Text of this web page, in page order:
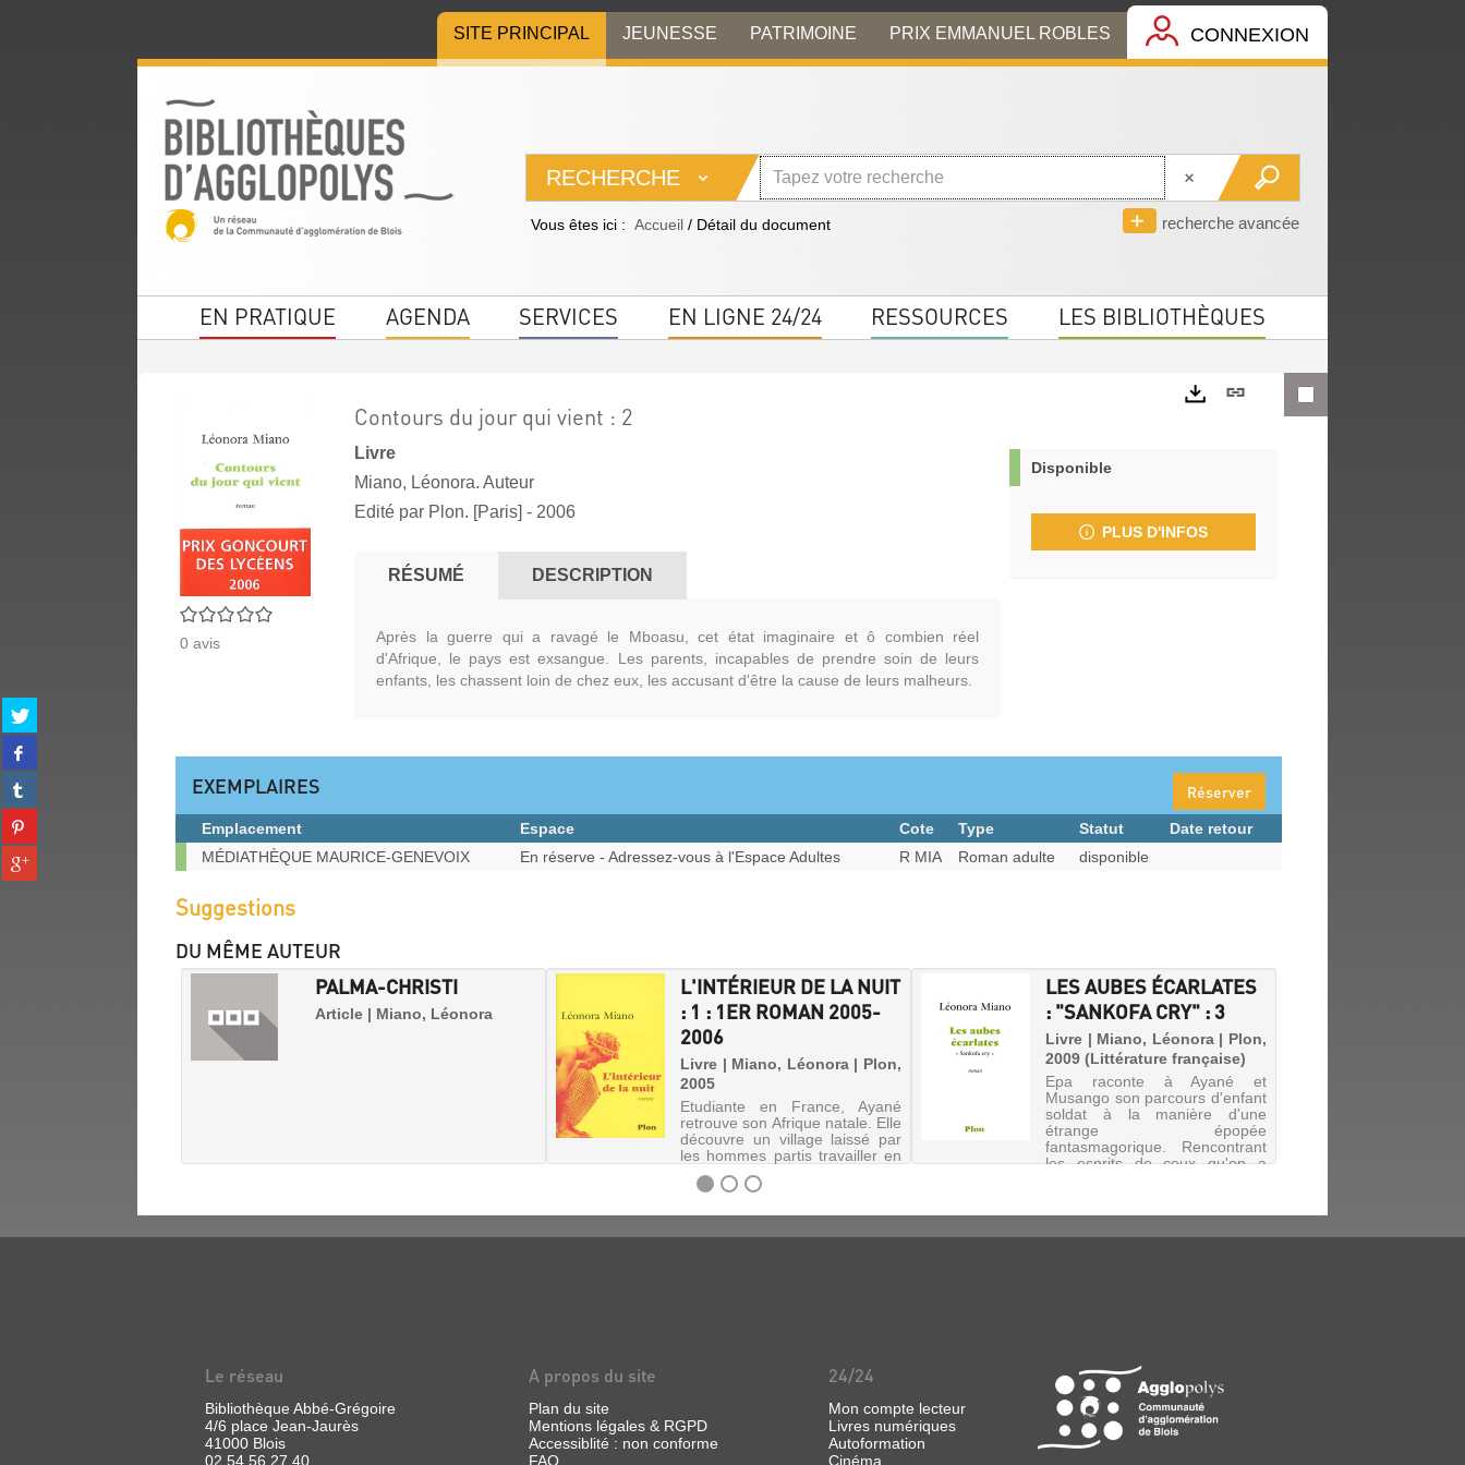
menu
contenu
la
SITE PRINCIPAL JEUNESSE PATRIMOINE PRIX EMMANUEL ROBLES CONNEXION
RECHERCHE
recherche avancée
Vous êtes ici : Accueil / Détail du document
EN PRATIQUE AGENDA SERVICES EN LIGNE 24/24 RESSOURCES LES BIBLIOTHÈQUES
Partager
sur
twitter
(Nouvelle
fenêtre)
Partager
sur
facebook
(Nouvelle
fenêtre)
Partager
sur
tumblr
(Nouvelle
fenêtre)
Partager
sur
pinterest
(Nouvelle
Partager
sur
0/5
0 avis
Contours du jour qui vient : 2
Livre
Miano, Léonora. Auteur
Edité par Plon. [Paris] - 2006
RÉSUMÉ DESCRIPTION
Après la guerre qui a ravagé le Mboasu, cet état imaginaire et ô combien réel
d'Afrique, le pays est exsangue. Les parents, incapables de prendre soin de leurs
enfants, les chassent loin de chez eux, les accusant d'être la cause de leurs malheurs.
Lien
Disponible
PLUS D'INFOS
EXEMPLAIRES Réserver
Exemplaires
Emplacement Espace Cote Type Statut
Date retour
MÉDIATHÈQUE MAURICE-GENEVOIX
En réserve - Adressez-vous à l'Espace Adultes R MIA Roman adulte disponible
Suggestions
DU MÊME AUTEUR
L'INTÉRIEUR DE LA NUIT
: 1 : 1ER ROMAN 2005-
2006
Livre | Miano, Léonora | Plon,
2005
Etudiante en France, Ayané
retrouve son Afrique natale. Elle
découvre un village laissé par
les hommes partis travailler en
ville. La guerre civile gronde et,
un soir, des miliciens viennent
grossir leu...
LES AUBES ÉCARLATES
: "SANKOFA CRY" : 3
Livre | Miano, Léonora | Plon,
2009 (Littérature française)
Epa raconte à Ayané et
Musango son parcours d'enfant
soldat à la manière d'une
étrange épopée
fantasmagorique. Rencontrant
les esprits de ceux qu'on a
destin et cherche inlas...
PALMA-CHRISTI
Article | Miano, Léonora
NUIT
Le réseau
Bibliothèque Abbé-Grégoire
4/6 place Jean-Jaurès
41000 Blois
02 54 56 27 40
A propos du site
Plan du site
Mentions légales & RGPD
Accessiblité : non conforme
FAQ
24/24
Mon compte lecteur
Livres numériques
Autoformation
Cinéma